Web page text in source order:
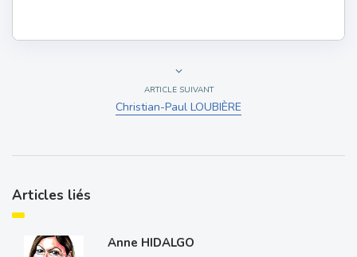
ARTICLE SUIVANT
Christian-Paul LOUBIÈRE
Articles liés
Anne HIDALGO